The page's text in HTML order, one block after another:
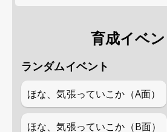
育成イベン
ランダムイベント
ほな、気張っていこか（A面）
ほな、気張っていこか（B面）